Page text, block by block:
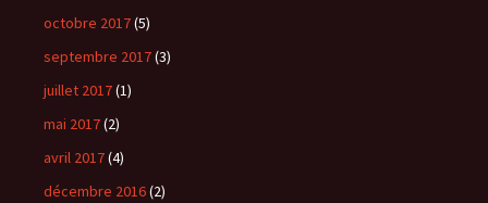
octobre 2017(5)
septembre 2017(3)
juillet 2017(1)
mai 2017(2)
avril 2017(4)
décembre 2016(2)